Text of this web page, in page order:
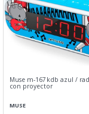
Muse m-167kdb azul /
con proyector
MUSE